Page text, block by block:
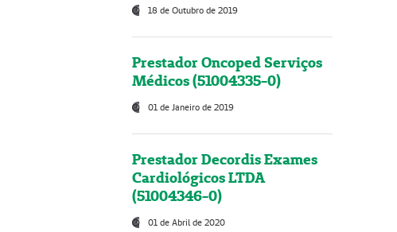
18 de Outubro de 2019
Prestador Oncoped Serviços
Médicos (51004335-0)
01 de Janeiro de 2019
Prestador Decordis Exames
Cardiológicos LTDA
(51004346-0)
01 de Abril de 2020